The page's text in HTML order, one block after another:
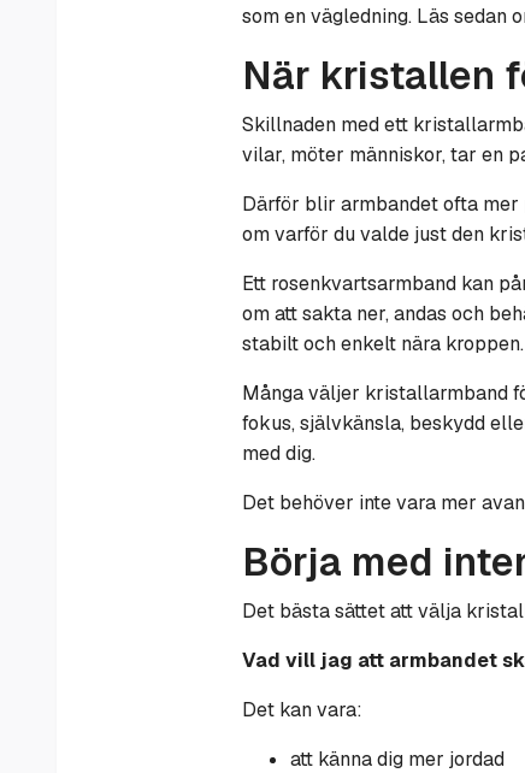
som en vägledning. Läs sedan
När kristallen
Skillnaden med ett
vilar, möter människor, tar en
Därför blir armbandet ofta mer
om varför du valde just den
Ett rosenkvartsarmband kan
om att sakta ner, andas och
stabilt och enkelt nära kroppen.
Många väljer kristallarmband
fokus, självkänsla, beskydd
med dig.
Det behöver inte vara mer
Börja med
Det bästa sättet att välja
Vad vill jag att armbandet
Det kan vara:
att känna dig mer jordad